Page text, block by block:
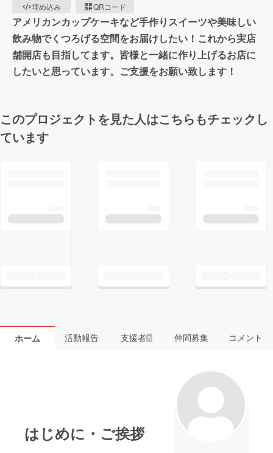
埋め込み
QRコード
アメリカンカップケーキなど手作りスイーツや美味しい
飲み物でくつろげる空間をお届けしたい！これから実店
舗開店も目指してます。皆様と一緒に作り上げるお店に
したいと思っています。ご支援をお願い致します！
このプロジェクトを見た人はこちらもチェックし
ています
ホーム 活動報告 支援者5 仲間募集 コメント
はじめに・ご挨拶